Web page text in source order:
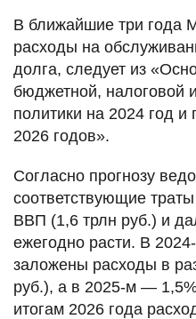
В ближайшие три года
расходы на
долга, следует из
бюджетной, налоговой
политики на 2024 год
2026 годов».
Согласно прогнозу
соответствующие
ВВП (1,6 трлн руб.) и
ежегодно расти. В
заложены расходы в
руб.), а в 2025-м —
итогам 2026 года